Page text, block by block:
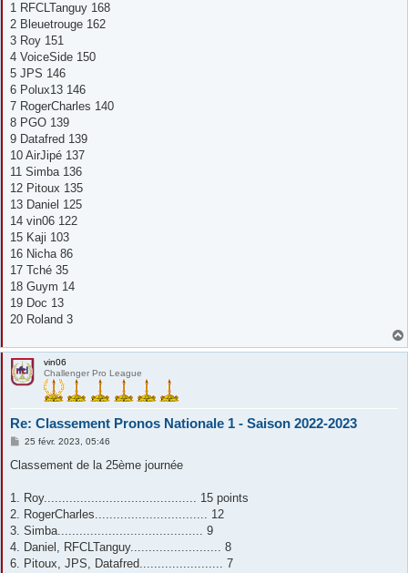
1 RFCLTanguy 168
2 Bleuetrouge 162
3 Roy 151
4 VoiceSide 150
5 JPS 146
6 Polux13 146
7 RogerCharles 140
8 PGO 139
9 Datafred 139
10 AirJipé 137
11 Simba 136
12 Pitoux 135
13 Daniel 125
14 vin06 122
15 Kaji 103
16 Nicha 86
17 Tché 35
18 Guym 14
19 Doc 13
20 Roland 3
vin06
Challenger Pro League
Re: Classement Pronos Nationale 1 - Saison 2022-2023
M
s
g
25 févr. 2023, 05:46
Classement de la 25ème journée
1. Roy.......................................... 15 points
2. RogerCharles............................... 12
3. Simba........................................ 9
4. Daniel, RFCLTanguy......................... 8
6. Pitoux, JPS, Datafred....................... 7